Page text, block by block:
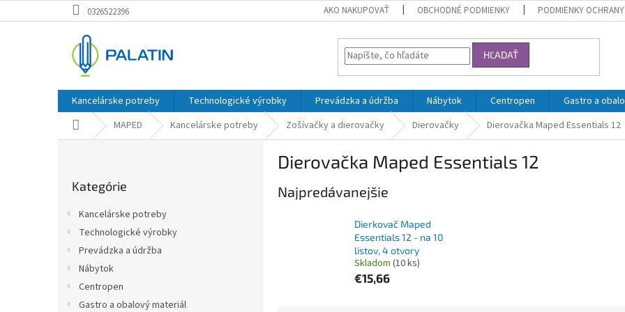
na
0326522396 AKO NAKUPOVAŤ OBCHODNÉ PODMIENKY PODMIENKY OCHRANY
HĽADAŤ
Kancelárske potreby Technologické výrobky Prevádzka a údržba Nábytok Centropen Gastro a
DomovMAPED Kancelárske potreby Zošívačky a dierovačky Dierovačky Dierovačka Maped Essentials 12
kategórie
Kategórie
Kancelárske potreby
Technologické výrobky
Prevádzka a údržba
Nábytok
Centropen
Gastro a obalový materiál
Dierovačka Maped Essentials 12
Najpredávanejšie
Dierkovač Maped
Essentials 12 - na 10
listov, 4 otvory
Skladom (10 ks)
€15,66